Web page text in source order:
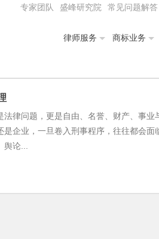
专家团队 盛峰研究院 常见问题解答
律师服务 商标业务
法律问题，更是自由、名誉、财产、事业
是企业，一旦卷入刑事程序，往往都会面
论...